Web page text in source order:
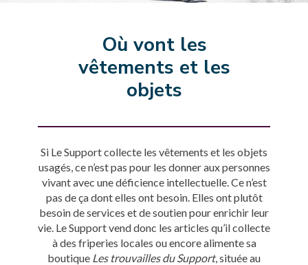
Où vont les
vêtements et les
objets
Si Le Support collecte les vêtements et les objets
usagés, ce n’est pas pour les donner aux personnes
vivant avec une déficience intellectuelle. Ce n’est
pas de ça dont elles ont besoin. Elles ont plutôt
besoin de services et de soutien pour enrichir leur
vie. Le Support vend donc les articles qu’il collecte
à des friperies locales ou encore alimente sa
boutique Les trouvailles du Support, située au